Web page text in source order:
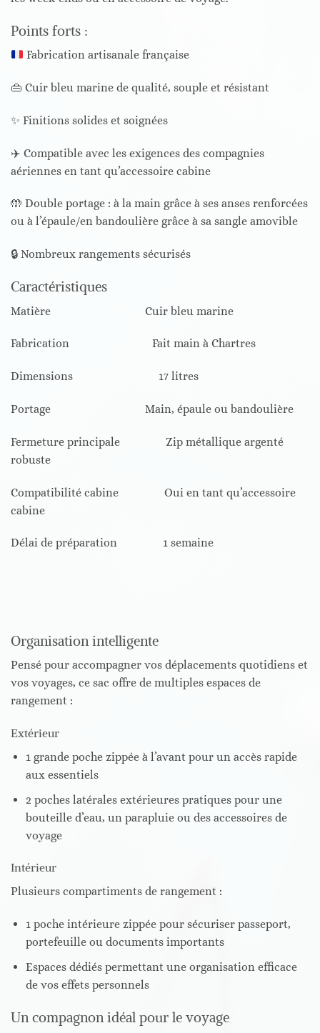
Points forts :
Fabrication artisanale française
👜 Cuir bleu marine de qualité, souple et résistant
✨ Finitions solides et soignées
✈️ Compatible avec les exigences des compagnies
aériennes en tant qu’accessoire cabine
🤲 Double portage : à la main grâce à ses anses renforcées
ou à l’épaule/en bandoulière grâce à sa sangle amovible
🔒 Nombreux rangements sécurisés
Caractéristiques
Matière Cuir bleu marine
Fabrication Fait main à Chartres
Dimensions 17 litres
Portage Main, épaule ou bandoulière
Fermeture principale Zip métallique argenté
robuste
Compatibilité cabine Oui en tant qu’accessoire
cabine
Délai de préparation 1 semaine
Organisation intelligente
Pensé pour accompagner vos déplacements quotidiens et
vos voyages, ce sac offre de multiples espaces de
rangement :
Extérieur
1 grande poche zippée à l’avant pour un accès rapide
aux essentiels
2 poches latérales extérieures pratiques pour une
bouteille d’eau, un parapluie ou des accessoires de
voyage
Intérieur
Plusieurs compartiments de rangement :
1 poche intérieure zippée pour sécuriser passeport,
portefeuille ou documents importants
Espaces dédiés permettant une organisation efficace
de vos effets personnels
Un compagnon idéal pour le voyage